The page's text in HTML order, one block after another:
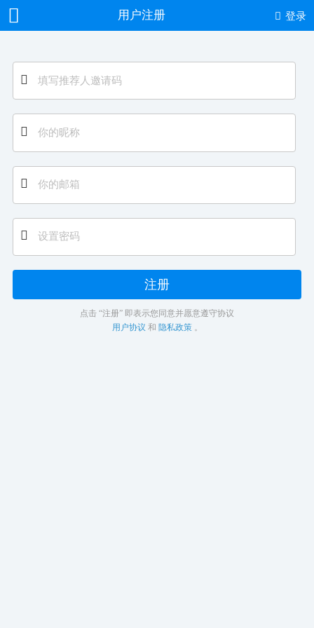
用户注册 登录
注册
点击 “注册” 即表示您同意并愿意遵守协议
用户协议 和 隐私政策。